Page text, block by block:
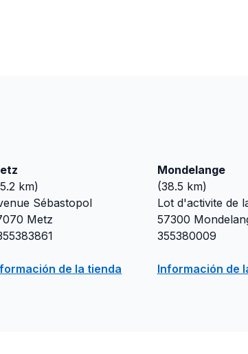
km)
Sébastopol
Metz
de la tienda
Mondelange
(38.5 km)
Lot d'activite de
57300
355380009
Información de